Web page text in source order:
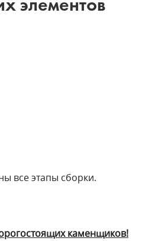
элементов
все этапы сборки.
каменщиков!